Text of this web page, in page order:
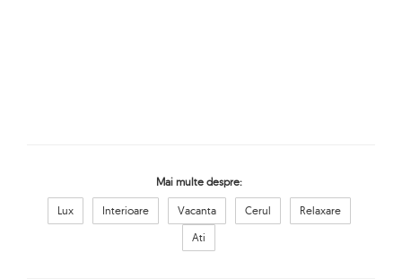
Mai multe despre:
Lux Interioare Vacanta Cerul
Relaxare
Ati